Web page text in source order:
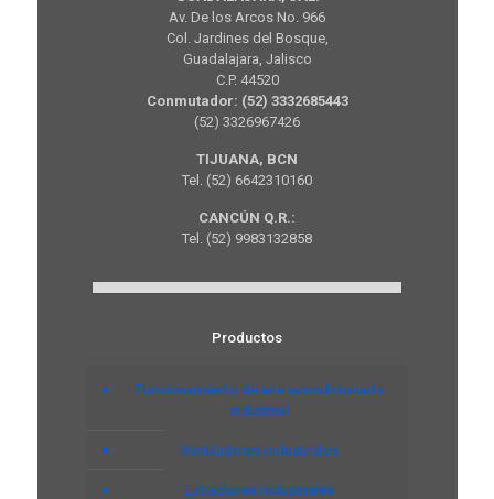
Av. De los Arcos No. 966
Col. Jardines del Bosque,
Guadalajara, Jalisco
C.P. 44520
Conmutador: (52) 3332685443
(52) 3326967426
TIJUANA, BCN
Tel. (52) 6642310160
CANCÚN Q.R.:
Tel. (52) 9983132858
Productos
Funcionamiento de aire acondicionado
industrial
Ventiladores industriales
Extractores industriales